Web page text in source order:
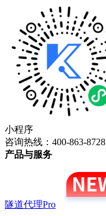
小程序
咨询热线：400-863-8728
产品与服务
隧道代理Pro